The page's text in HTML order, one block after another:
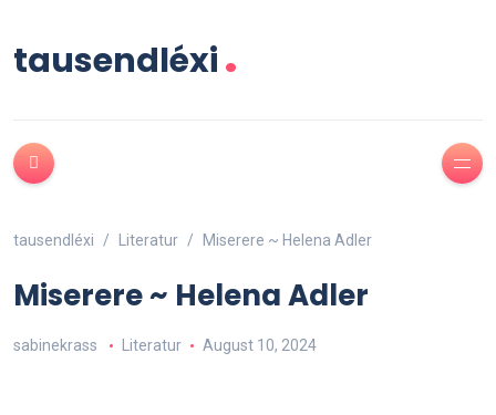
tausendléxi.
tausendléxi Literatur Miserere ~ Helena Adler
Miserere ~ Helena Adler
sabinekrass Literatur August 10, 2024